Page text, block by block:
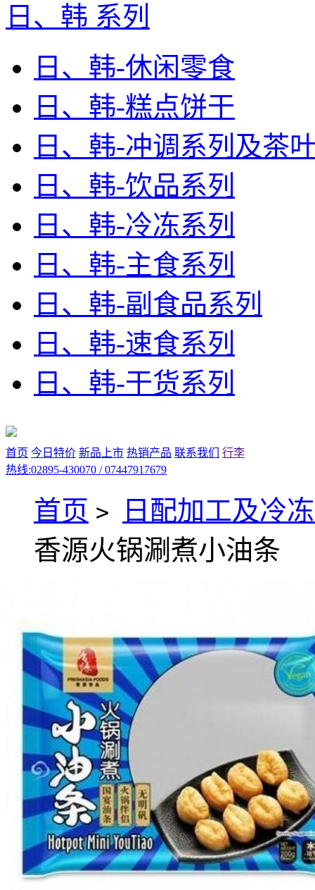
日、韩 系列
日、韩-休闲零食
日、韩-糕点饼干
日、韩-冲调系列及茶
日、韩-饮品系列
日、韩-冷冻系列
日、韩-主食系列
日、韩-副食品系列
日、韩-速食系列
日、韩-干货系列
首页 今日特价 新品上市 热销产品 联系我们
行李
热线:02895-430070 / 07447917679
首页 >
日配加工及冷
香源火锅涮煮小油条